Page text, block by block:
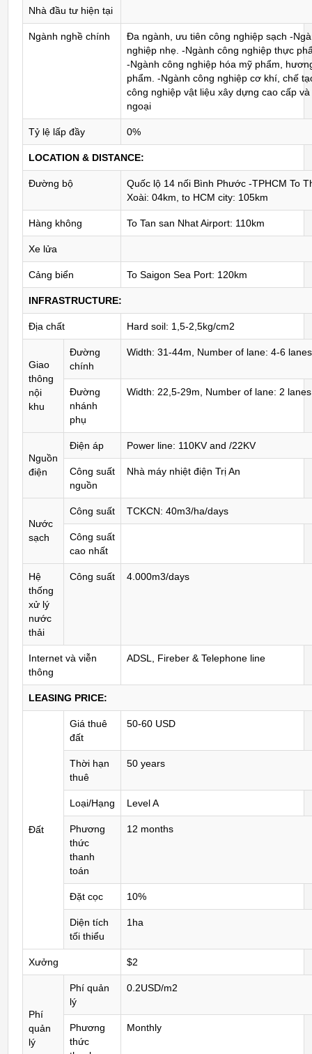
Nhà đầu tư hiện tại
Ngành nghề chính
Đa ngành, ưu tiên công nghiệp sạch -
nghiệp nhẹ. -Ngành công nghiệp thực
-Ngành công nghiệp hóa mỹ phẩm,
phẩm. -Ngành công nghiệp cơ khí, chế
công nghiệp vật liệu xây dựng cao cấp
ngoại
Tỷ lệ lấp đầy 0%
LOCATION & DISTANCE:
Đường bộ
Quốc lộ 14 nối Bình Phước -TPHCM To
Xoài: 04km, to HCM city: 105km
Hàng không To Tan san Nhat Airport: 110km
Xe lửa
Cảng biển To Saigon Sea Port: 120km
INFRASTRUCTURE:
Địa chất Hard soil: 1,5-2,5kg/cm2
Giao
thông
nội
khu
Đường
chính
Width: 31-44m, Number of lane: 4-6 lanes
Đường
nhánh
phụ
Width: 22,5-29m, Number of lane: 2 lanes
Nguồn
điện
Điện áp Power line: 110KV and /22KV
Công suất
nguồn
Nhà máy nhiệt điện Trị An
Nước
sạch
Công suất TCKCN: 40m3/ha/days
Công suất
cao nhất
Hệ
thống
xử lý
nước
thải
Công suất 4.000m3/days
Internet và viễn
thông
ADSL, Fireber & Telephone line
LEASING PRICE:
Đất
Giá thuê
đất
50-60 USD
Thời hạn
thuê
50 years
Loại/Hạng Level A
Phương
thức
thanh
toán
12 months
Đặt cọc 10%
Diện tích
tối thiểu
1ha
Xưởng $2
Phí
quản
lý
Phí quản
lý
0.2USD/m2
Phương
thức
Monthly